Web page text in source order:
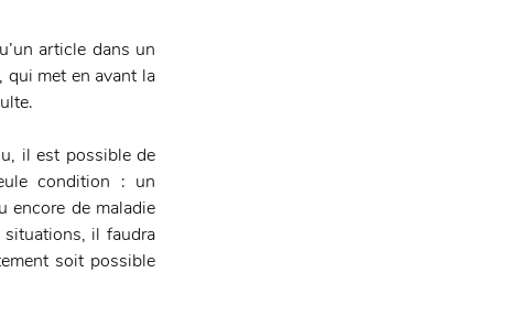
article dans un
qui met en avant la
il est possible de
condition : un
encore de maladie
il faudra
soit possible